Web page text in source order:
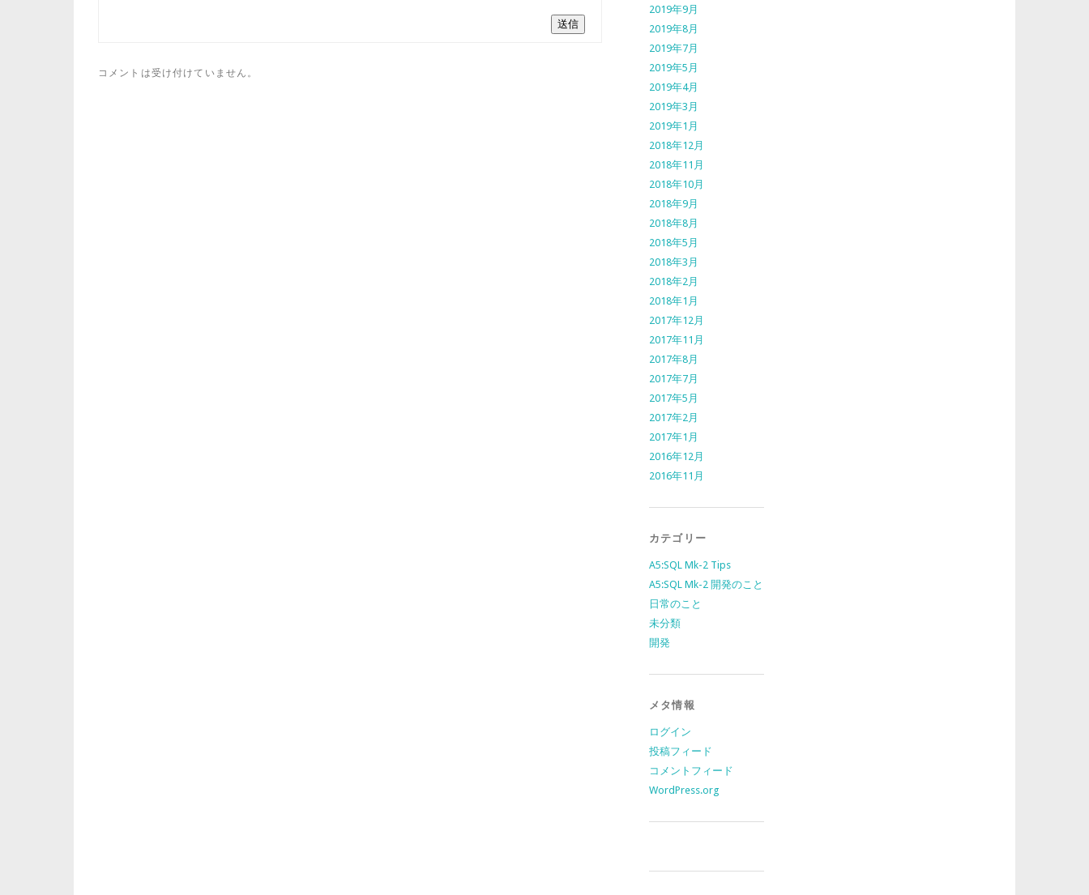
送信
コメントは受け付けていません。
2019年9月
2019年8月
2019年7月
2019年5月
2019年4月
2019年3月
2019年1月
2018年12月
2018年11月
2018年10月
2018年9月
2018年8月
2018年5月
2018年3月
2018年2月
2018年1月
2017年12月
2017年11月
2017年8月
2017年7月
2017年5月
2017年2月
2017年1月
2016年12月
2016年11月
カテゴリー
A5:SQL Mk-2 Tips
A5:SQL Mk-2 開発のこと
日常のこと
未分類
開発
メタ情報
ログイン
投稿フィード
コメントフィード
WordPress.org